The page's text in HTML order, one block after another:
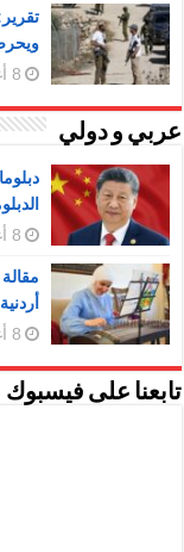
8 أغسطس، 2026
عربي و دولي
8 أغسطس، 2026
8 أغسطس، 2026
تابعنا على فيسبوك